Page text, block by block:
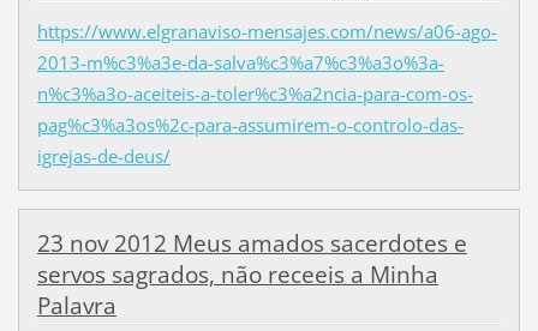
https://www.elgranaviso-mensajes.com/news/a06-ago-
2013-m%c3%a3e-da-salva%c3%a7%c3%a3o%3a-
n%c3%a3o-aceiteis-a-toler%c3%a2ncia-para-com-os-
pag%c3%a3os%2c-para-assumirem-o-controlo-das-
igrejas-de-deus/
23 nov 2012 Meus amados sacerdotes e
servos sagrados, não receeis a Minha
Palavra